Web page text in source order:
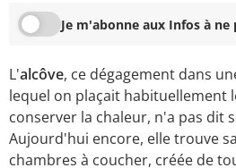
Je m'abonne aux Infos à ne
L'alcôve, ce dégagement dans
lequel on plaçait habituellement
conserver la chaleur, n'a pas dit
Aujourd'hui encore, elle trouve
chambres à coucher, créée de